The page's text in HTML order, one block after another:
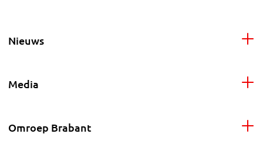
Nieuws
Media
Omroep Brabant